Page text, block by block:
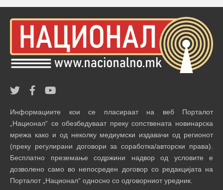
Информациите кои се пласираат на веб Порталот
„Национал“ се обезбедуваат преку сопствената новинарска
мрежа како и од неколку медиумски издавачи од регионот
(преку регулирани договори за соработка/авторски права).
Бесплатно преземање содржини надвор од условите е
дозволено само во непосреден договор со редакцијата на
Порталот „Национал“ односно со одговорниот уредник.